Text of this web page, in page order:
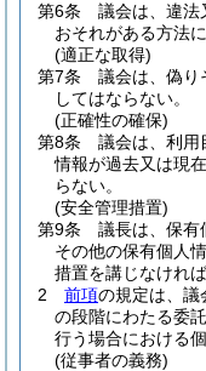
第6条
議会は、違法
おそれがある方法
(適正な取得)
第7条
議会は、偽り
してはならない。
(正確性の確保)
第8条
議会は、利用
情報が過去又は現
らない。
(安全管理措置)
第9条
議長は、保有
その他の保有個人
措置を講じなければ
2
前項の規定は、議
の段階にわたる委
行う場合における
(従事者の義務)